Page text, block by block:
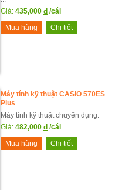
Giá: 435,000 đ /cái
Mua hàng
Chi tiết
Máy tính kỹ thuật CASIO 570ES
Plus
Máy tính kỹ thuật chuyên dụng.
Giá: 482,000 đ /cái
Mua hàng
Chi tiết